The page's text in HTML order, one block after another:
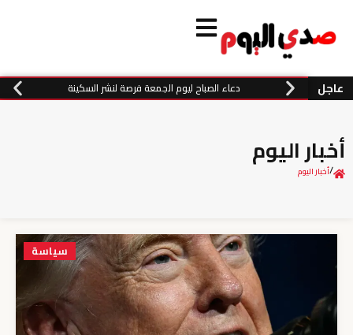
عاجل دعاء الصباح ليوم الجمعة فرصة لنشر السكينة
أخبار اليوم
/أخبار اليوم
سياسة